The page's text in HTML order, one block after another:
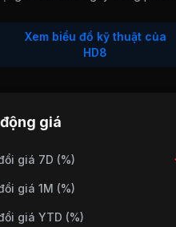
Xem biểu đồ kỹ thuật của
HD8
giá
giá 7D (%)
giá 1M (%)
giá YTD (%)